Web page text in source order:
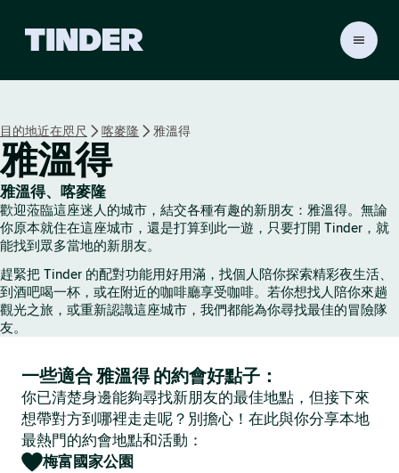
r
目的地近在咫尺 喀麥隆 雅溫得
雅溫得
雅溫得、喀麥隆
歡迎蒞臨這座迷人的城市，結交各種有趣的新朋友：雅溫得。無論
你原本就住在這座城市，還是打算到此一遊，只要打開 Tinder，就
能找到眾多當地的新朋友。
趕緊把 Tinder 的配對功能用好用滿，找個人陪你探索精彩夜生活、
到酒吧喝一杯，或在附近的咖啡廳享受咖啡。若你想找人陪你來趟
觀光之旅，或重新認識這座城市，我們都能為你尋找最佳的冒險隊
友。
一些適合 雅溫得 的約會好點子：
你已清楚身邊能夠尋找新朋友的最佳地點，但接下來
想帶對方到哪裡走走呢？別擔心！在此與你分享本地
最熱門的約會地點和活動：
梅富國家公園